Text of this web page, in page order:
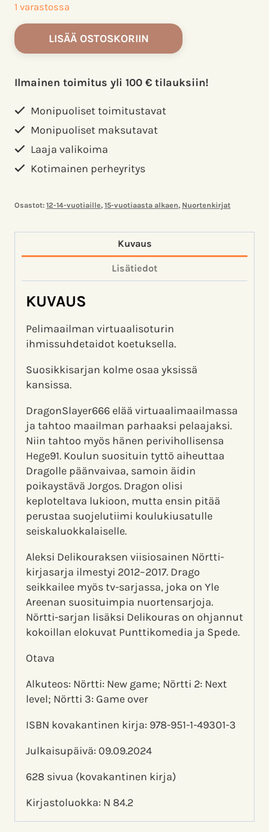
1 varastossa
DragonSlayer666
I.
Aleksi
määrä
LISÄÄ OSTOSKORIIN
Ilmainen toimitus yli 100 € tilauksiin!
Monipuoliset toimitustavat
Monipuoliset maksutavat
Laaja valikoima
Kotimainen perheyritys
Osastot: 12-14-vuotiaille, 15-vuotiaasta alkaen, Nuortenkirjat
Kuvaus
Lisätiedot
KUVAUS
Pelimaailman virtuaalisoturin
ihmissuhdetaidot koetuksella.
Suosikkisarjan kolme osaa yksissä
kansissa.
DragonSlayer666 elää virtuaalimaailmassa
ja tahtoo maailman parhaaksi pelaajaksi.
Niin tahtoo myös hänen perivihollisensa
Hege91. Koulun suosituin tyttö aiheuttaa
Dragolle päänvaivaa, samoin äidin
poikaystävä Jorgos. Dragon olisi
keploteltava lukioon, mutta ensin pitää
perustaa suojelutiimi koulukiusatulle
seiskaluokkalaiselle.
Aleksi Delikouraksen viisiosainen Nörtti-
kirjasarja ilmestyi 2012–2017. Drago
seikkailee myös tv-sarjassa, joka on Yle
Areenan suosituimpia nuortensarjoja.
Nörtti-sarjan lisäksi Delikouras on ohjannut
kokoillan elokuvat Punttikomedia ja Spede.
Otava
Alkuteos: Nörtti: New game; Nörtti 2: Next
level; Nörtti 3: Game over
ISBN kovakantinen kirja: 978-951-1-49301-3
Julkaisupäivä: 09.09.2024
628 sivua (kovakantinen kirja)
Kirjastoluokka: N 84.2